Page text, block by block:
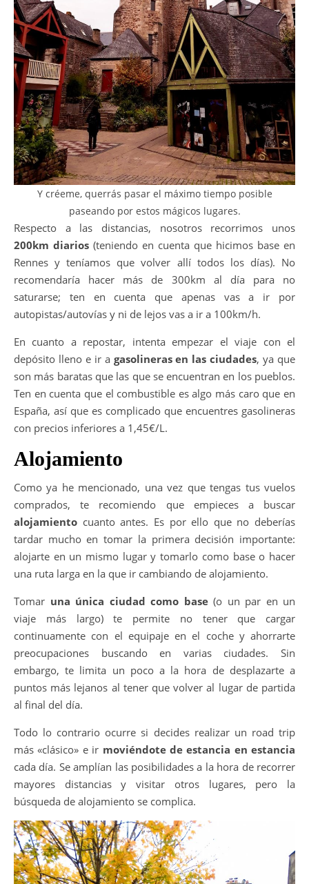
Y créeme, querrás pasar el máximo tiempo posible
paseando por estos mágicos lugares.
Respecto a las distancias, nosotros recorrimos unos
200km diarios (teniendo en cuenta que hicimos base en
Rennes y teníamos que volver allí todos los días). No
recomendaría hacer más de 300km al día para no
saturarse; ten en cuenta que apenas vas a ir por
autopistas/autovías y ni de lejos vas a ir a 100km/h.
En cuanto a repostar, intenta empezar el viaje con el
depósito lleno e ir a gasolineras en las ciudades, ya que
son más baratas que las que se encuentran en los pueblos.
Ten en cuenta que el combustible es algo más caro que en
España, así que es complicado que encuentres gasolineras
con precios inferiores a 1,45€/L.
Alojamiento
Como ya he mencionado, una vez que tengas tus vuelos
comprados, te recomiendo que empieces a buscar
alojamiento cuanto antes. Es por ello que no deberías
tardar mucho en tomar la primera decisión importante:
alojarte en un mismo lugar y tomarlo como base o hacer
una ruta larga en la que ir cambiando de alojamiento.
Tomar una única ciudad como base(o un par en un
viaje más largo) te permite no tener que cargar
continuamente con el equipaje en el coche y ahorrarte
preocupaciones buscando en varias ciudades. Sin
embargo, te limita un poco a la hora de desplazarte a
puntos más lejanos al tener que volver al lugar de partida
al final del día.
Todo lo contrario ocurre si decides realizar un road trip
más «clásico» e ir moviéndote de estancia en estancia
cada día. Se amplían las posibilidades a la hora de recorrer
mayores distancias y visitar otros lugares, pero la
búsqueda de alojamiento se complica.